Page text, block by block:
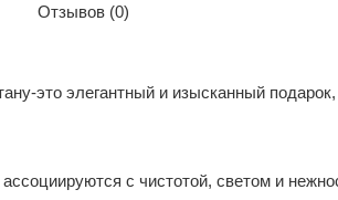
Отзывов (0)
это элегантный и изысканный
с чистотой, светом и